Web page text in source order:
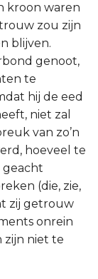
kroon waren
zou zijn
blijven.
genoot,
te
hij de eed
niet zal
van zo’n
hoeveel te
geacht
(die, zie,
zij getrouw
onrein
zijn niet te